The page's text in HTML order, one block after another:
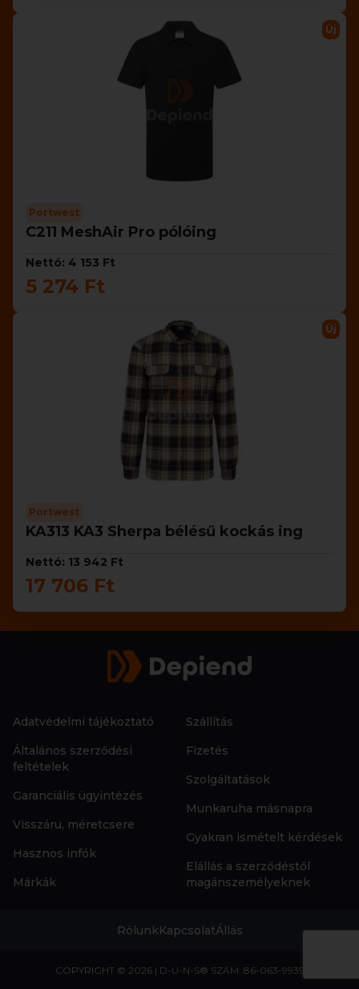
Új
Portwest
C211 MeshAir Pro pólóing
Nettó: 4 153 Ft
5 274 Ft
Új
Portwest
KA313 KA3 Sherpa bélésű kockás ing
Nettó: 13 942 Ft
17 706 Ft
Adatvédelmi tájékoztató
Általános szerződési
feltételek
Garanciális ügyintézés
Visszáru, méretcsere
Hasznos infók
Márkák
Szállítás
Fizetés
Szolgáltatások
Munkaruha másnapra
Gyakran ismételt kérdések
Elállás a szerződéstől
magánszemélyeknek
RólunkKapcsolatÁllás
COPYRIGHT © 2026 | D-U-N-S® SZÁM: 86-063-9939